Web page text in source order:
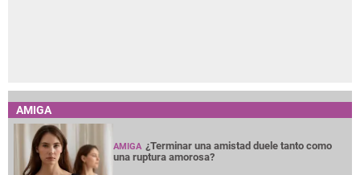
AMIGA
AMIGA ¿Terminar una amistad duele tanto como
una ruptura amorosa?